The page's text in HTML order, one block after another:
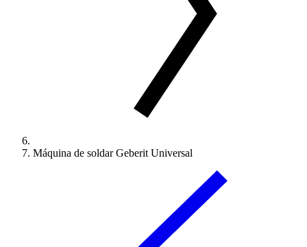
Máquina de soldar Geberit Universal